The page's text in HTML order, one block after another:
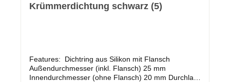
Krümmerdichtung schwarz (5)
Features: Dichtring aus Silikon mit Flansch
Außendurchmesser (inkl. Flansch) 25 mm
Innendurchmesser (ohne Flansch) 20 mm Durchlass